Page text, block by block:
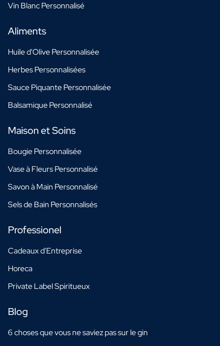
Vin Blanc Personnalisé
Aliments
Huile d'Olive Personnalisée
Herbes Personnalisées
Sauce Piquante Personnalisée
Balsamique Personnalisé
Maison et Soins
Bougie Personnalisée
Vase à Fleurs Personnalisé
Savon à Main Personnalisé
Sels de Bain Personnalisés
Professionel
Cadeaux d'Entreprise
Horeca
Private Label Spiritueux
Blog
6 choses que vous ne saviez pas sur le gin